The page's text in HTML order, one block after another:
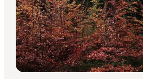
Övernatta
Planera resan